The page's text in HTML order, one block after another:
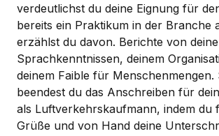
verdeutlichst du deine Eignung für
bereits ein Praktikum in der Branche
erzählst du davon. Berichte von
Sprachkenntnissen, deinem
deinem Faible für Menschenmengen.
beendest du das Anschreiben für
als Luftverkehrskaufmann, indem du
Grüße und von Hand deine